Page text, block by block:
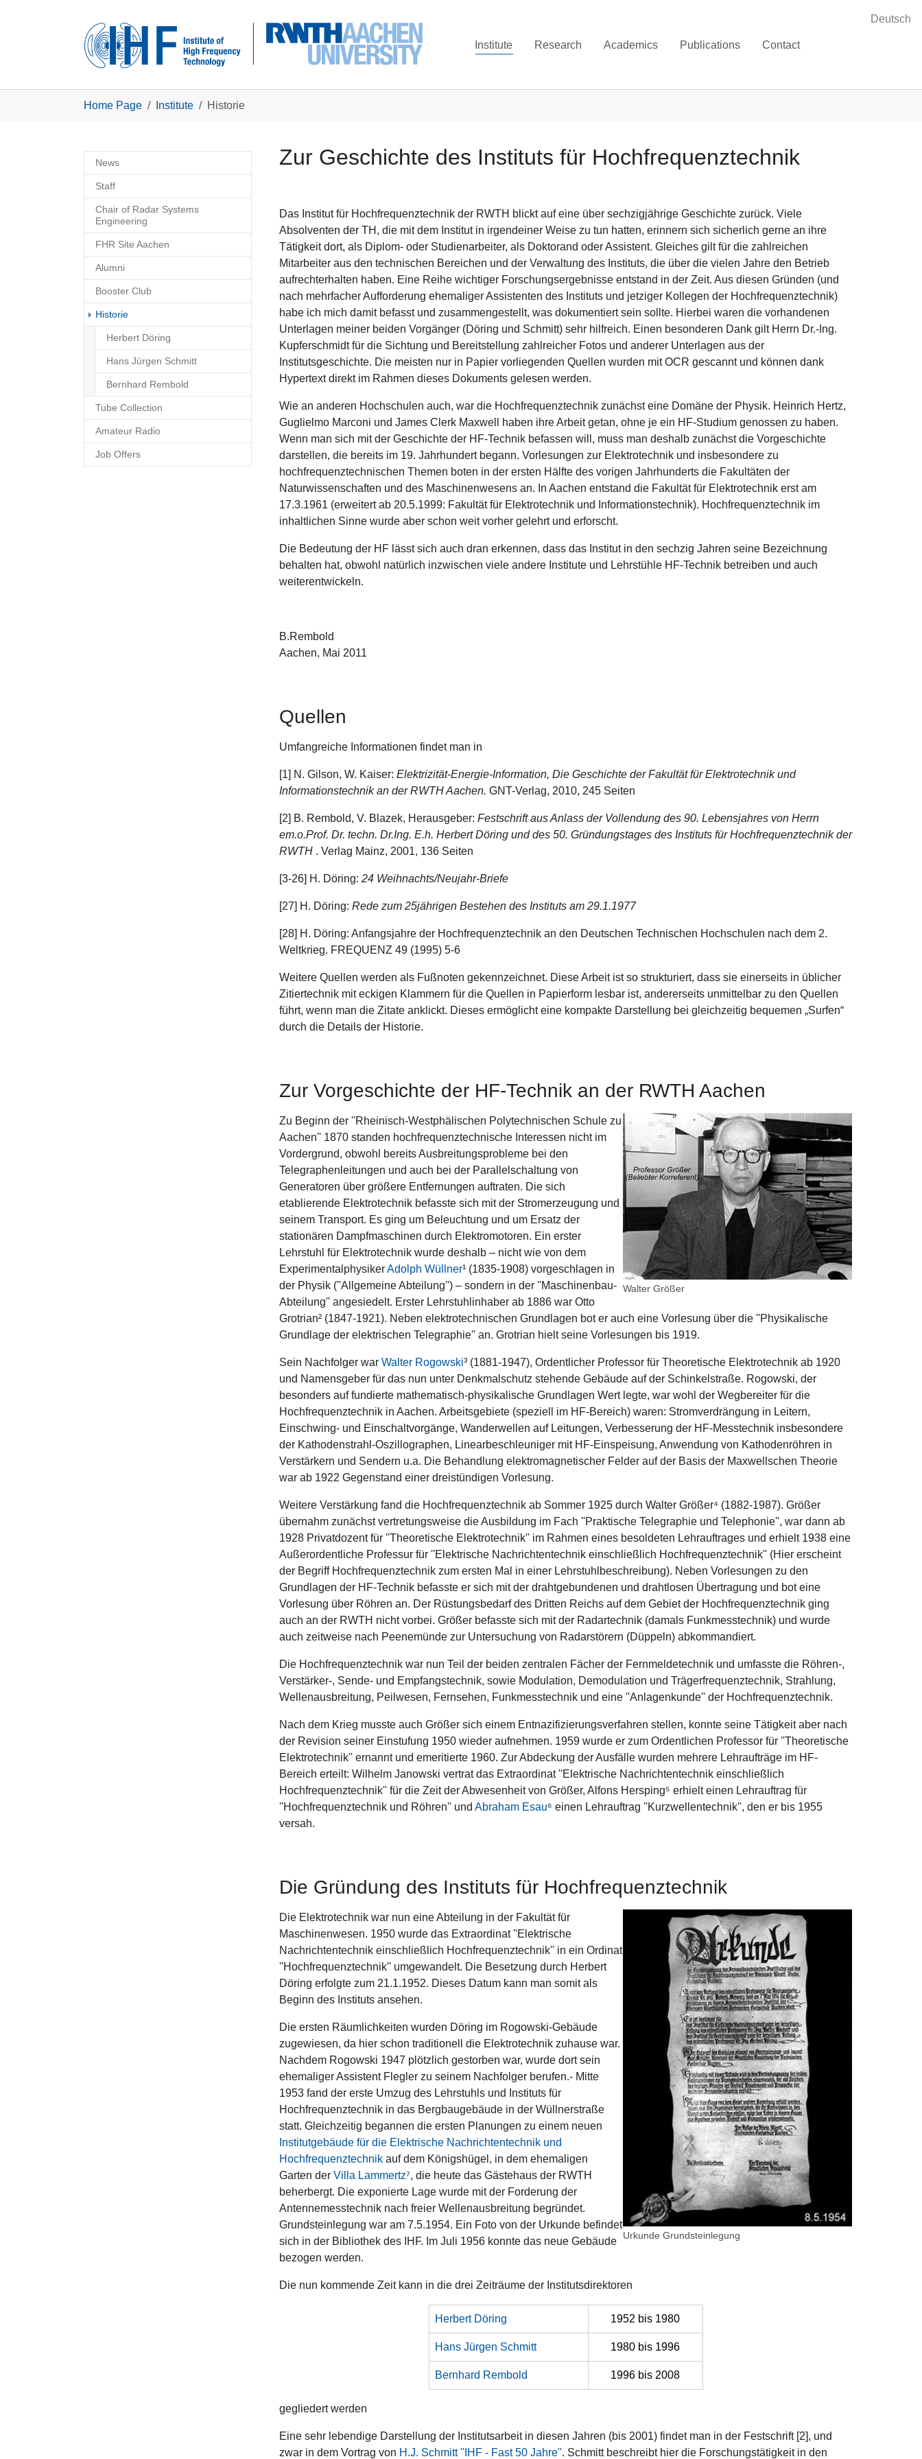
Deutsch
Institute Research Academics Publications Contact
Home Page Institute Historie
News
Staff
Chair of Radar Systems
Engineering
FHR Site Aachen
Alumni
Booster Club
Historie(current)
Herbert Döring
Hans Jürgen Schmitt
Bernhard Rembold
Tube Collection
Amateur Radio
Job Offers
Zur Geschichte des Instituts für Hochfrequenztechnik
Das Institut für Hochfrequenztechnik der RWTH blickt auf eine über sechzigjährige Geschichte zurück. Viele
Absolventen der TH, die mit dem Institut in irgendeiner Weise zu tun hatten, erinnern sich sicherlich gerne an ihre
Tätigkeit dort, als Diplom- oder Studienarbeiter, als Doktorand oder Assistent. Gleiches gilt für die zahlreichen
Mitarbeiter aus den technischen Bereichen und der Verwaltung des Instituts, die über die vielen Jahre den Betrieb
aufrechterhalten haben. Eine Reihe wichtiger Forschungsergebnisse entstand in der Zeit. Aus diesen Gründen (und
nach mehrfacher Aufforderung ehemaliger Assistenten des Instituts und jetziger Kollegen der Hochfrequenztechnik)
habe ich mich damit befasst und zusammengestellt, was dokumentiert sein sollte. Hierbei waren die vorhandenen
Unterlagen meiner beiden Vorgänger (Döring und Schmitt) sehr hilfreich. Einen besonderen Dank gilt Herrn Dr.-Ing.
Kupferschmidt für die Sichtung und Bereitstellung zahlreicher Fotos und anderer Unterlagen aus der
Institutsgeschichte. Die meisten nur in Papier vorliegenden Quellen wurden mit OCR gescannt und können dank
Hypertext direkt im Rahmen dieses Dokuments gelesen werden.
Wie an anderen Hochschulen auch, war die Hochfrequenztechnik zunächst eine Domäne der Physik. Heinrich Hertz,
Guglielmo Marconi und James Clerk Maxwell haben ihre Arbeit getan, ohne je ein HF-Studium genossen zu haben.
Wenn man sich mit der Geschichte der HF-Technik befassen will, muss man deshalb zunächst die Vorgeschichte
darstellen, die bereits im 19. Jahrhundert begann. Vorlesungen zur Elektrotechnik und insbesondere zu
hochfrequenztechnischen Themen boten in der ersten Hälfte des vorigen Jahrhunderts die Fakultäten der
Naturwissenschaften und des Maschinenwesens an. In Aachen entstand die Fakultät für Elektrotechnik erst am
17.3.1961 (erweitert ab 20.5.1999: Fakultät für Elektrotechnik und Informationstechnik). Hochfrequenztechnik im
inhaltlichen Sinne wurde aber schon weit vorher gelehrt und erforscht.
Die Bedeutung der HF lässt sich auch dran erkennen, dass das Institut in den sechzig Jahren seine Bezeichnung
behalten hat, obwohl natürlich inzwischen viele andere Institute und Lehrstühle HF-Technik betreiben und auch
weiterentwickeln.
B.Rembold
Aachen, Mai 2011
Quellen
Umfangreiche Informationen findet man in
[1] N. Gilson, W. Kaiser: Elektrizität-Energie-Information, Die Geschichte der Fakultät für Elektrotechnik und
Informationstechnik an der RWTH Aachen. GNT-Verlag, 2010, 245 Seiten
[2] B. Rembold, V. Blazek, Herausgeber: Festschrift aus Anlass der Vollendung des 90. Lebensjahres von Herrn
em.o.Prof. Dr. techn. Dr.Ing. E.h. Herbert Döring und des 50. Gründungstages des Instituts für Hochfrequenztechnik der
RWTH . Verlag Mainz, 2001, 136 Seiten
[3-26] H. Döring: 24 Weihnachts/Neujahr-Briefe
[27] H. Döring: Rede zum 25jährigen Bestehen des Instituts am 29.1.1977
[28] H. Döring: Anfangsjahre der Hochfrequenztechnik an den Deutschen Technischen Hochschulen nach dem 2.
Weltkrieg. FREQUENZ 49 (1995) 5-6
Weitere Quellen werden als Fußnoten gekennzeichnet. Diese Arbeit ist so strukturiert, dass sie einerseits in üblicher
Zitiertechnik mit eckigen Klammern für die Quellen in Papierform lesbar ist, andererseits unmittelbar zu den Quellen
führt, wenn man die Zitate anklickt. Dieses ermöglicht eine kompakte Darstellung bei gleichzeitig bequemen „Surfen“
durch die Details der Historie.
Zur Vorgeschichte der HF-Technik an der RWTH Aachen
Walter Größer
Zu Beginn der ''Rheinisch-Westphälischen Polytechnischen Schule zu
Aachen'' 1870 standen hochfrequenztechnische Interessen nicht im
Vordergrund, obwohl bereits Ausbreitungsprobleme bei den
Telegraphenleitungen und auch bei der Parallelschaltung von
Generatoren über größere Entfernungen auftraten. Die sich
etablierende Elektrotechnik befasste sich mit der Stromerzeugung und
seinem Transport. Es ging um Beleuchtung und um Ersatz der
stationären Dampfmaschinen durch Elektromotoren. Ein erster
Lehrstuhl für Elektrotechnik wurde deshalb – nicht wie von dem
ExperimentalphysikerAdolph Wüllner¹ (1835-1908) vorgeschlagen in
der Physik (''Allgemeine Abteilung'') – sondern in der ''Maschinenbau-
Abteilung'' angesiedelt. Erster Lehrstuhlinhaber ab 1886 war Otto
Grotrian² (1847-1921). Neben elektrotechnischen Grundlagen bot er auch eine Vorlesung über die ''Physikalische
Grundlage der elektrischen Telegraphie'' an. Grotrian hielt seine Vorlesungen bis 1919.
Sein Nachfolger war Walter Rogowski³ (1881-1947), Ordentlicher Professor für Theoretische Elektrotechnik ab 1920
und Namensgeber für das nun unter Denkmalschutz stehende Gebäude auf der Schinkelstraße. Rogowski, der
besonders auf fundierte mathematisch-physikalische Grundlagen Wert legte, war wohl der Wegbereiter für die
Hochfrequenztechnik in Aachen. Arbeitsgebiete (speziell im HF-Bereich) waren: Stromverdrängung in Leitern,
Einschwing- und Einschaltvorgänge, Wanderwellen auf Leitungen, Verbesserung der HF-Messtechnik insbesondere
der Kathodenstrahl-Oszillographen, Linearbeschleuniger mit HF-Einspeisung, Anwendung von Kathodenröhren in
Verstärkern und Sendern u.a. Die Behandlung elektromagnetischer Felder auf der Basis der Maxwellschen Theorie
war ab 1922 Gegenstand einer dreistündigen Vorlesung.
Weitere Verstärkung fand die Hochfrequenztechnik ab Sommer 1925 durch Walter Größer⁴ (1882-1987). Größer
übernahm zunächst vertretungsweise die Ausbildung im Fach ''Praktische Telegraphie und Telephonie'', war dann ab
1928 Privatdozent für ''Theoretische Elektrotechnik'' im Rahmen eines besoldeten Lehrauftrages und erhielt 1938 eine
Außerordentliche Professur für ''Elektrische Nachrichtentechnik einschließlich Hochfrequenztechnik'' (Hier erscheint
der Begriff Hochfrequenztechnik zum ersten Mal in einer Lehrstuhlbeschreibung). Neben Vorlesungen zu den
Grundlagen der HF-Technik befasste er sich mit der drahtgebundenen und drahtlosen Übertragung und bot eine
Vorlesung über Röhren an. Der Rüstungsbedarf des Dritten Reichs auf dem Gebiet der Hochfrequenztechnik ging
auch an der RWTH nicht vorbei. Größer befasste sich mit der Radartechnik (damals Funkmesstechnik) und wurde
auch zeitweise nach Peenemünde zur Untersuchung von Radarstörern (Düppeln) abkommandiert.
Die Hochfrequenztechnik war nun Teil der beiden zentralen Fächer der Fernmeldetechnik und umfasste die Röhren-,
Verstärker-, Sende- und Empfangstechnik, sowie Modulation, Demodulation und Trägerfrequenztechnik, Strahlung,
Wellenausbreitung, Peilwesen, Fernsehen, Funkmesstechnik und eine ''Anlagenkunde'' der Hochfrequenztechnik.
Nach dem Krieg musste auch Größer sich einem Entnazifizierungsverfahren stellen, konnte seine Tätigkeit aber nach
der Revision seiner Einstufung 1950 wieder aufnehmen. 1959 wurde er zum Ordentlichen Professor für ''Theoretische
Elektrotechnik'' ernannt und emeritierte 1960. Zur Abdeckung der Ausfälle wurden mehrere Lehraufträge im HF-
Bereich erteilt: Wilhelm Janowski vertrat das Extraordinat ''Elektrische Nachrichtentechnik einschließlich
Hochfrequenztechnik'' für die Zeit der Abwesenheit von Größer, Alfons Hersping⁵ erhielt einen Lehrauftrag für
''Hochfrequenztechnik und Röhren'' und Abraham Esau⁶ einen Lehrauftrag ''Kurzwellentechnik'', den er bis 1955
versah.
Die Gründung des Instituts für Hochfrequenztechnik
Urkunde Grundsteinlegung
Die Elektrotechnik war nun eine Abteilung in der Fakultät für
Maschinenwesen. 1950 wurde das Extraordinat ''Elektrische
Nachrichtentechnik einschließlich Hochfrequenztechnik'' in ein Ordinat
''Hochfrequenztechnik'' umgewandelt. Die Besetzung durch Herbert
Döring erfolgte zum 21.1.1952. Dieses Datum kann man somit als
Beginn des Instituts ansehen.
Die ersten Räumlichkeiten wurden Döring im Rogowski-Gebäude
zugewiesen, da hier schon traditionell die Elektrotechnik zuhause war.
Nachdem Rogowski 1947 plötzlich gestorben war, wurde dort sein
ehemaliger Assistent Flegler zu seinem Nachfolger berufen.- Mitte
1953 fand der erste Umzug des Lehrstuhls und Instituts für
Hochfrequenztechnik in das Bergbaugebäude in der Wüllnerstraße
statt. Gleichzeitig begannen die ersten Planungen zu einem neuen
Institutgebäude für die Elektrische Nachrichtentechnik und
Hochfrequenztechnik auf dem Königshügel, in dem ehemaligen
Garten der Villa Lammertz⁷, die heute das Gästehaus der RWTH
beherbergt. Die exponierte Lage wurde mit der Forderung der
Antennemesstechnik nach freier Wellenausbreitung begründet.
Grundsteinlegung war am 7.5.1954. Ein Foto von der Urkunde befindet
sich in der Bibliothek des IHF. Im Juli 1956 konnte das neue Gebäude
bezogen werden.
Die nun kommende Zeit kann in die drei Zeiträume der Institutsdirektoren
Herbert Döring 1952 bis 1980
Hans Jürgen Schmitt 1980 bis 1996
Bernhard Rembold 1996 bis 2008
gegliedert werden
Eine sehr lebendige Darstellung der Institutsarbeit in diesen Jahren (bis 2001) findet man in der Festschrift [2], und
zwar in dem Vortrag von H.J. Schmitt ''IHF - Fast 50 Jahre''. Schmitt beschreibt hier die Forschungstätigkeit in den